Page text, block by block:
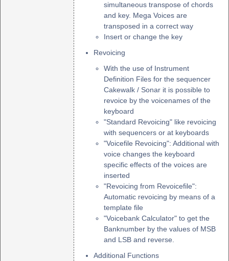
simultaneous transpose of chords
and key. Mega Voices are
transposed in a correct way
Insert or change the key
Revoicing
With the use of Instrument
Definition Files for the sequencer
Cakewalk / Sonar it is possible to
revoice by the voicenames of the
keyboard
"Standard Revoicing" like revoicing
with sequencers or at keyboards
"Voicefile Revoicing": Additional with
voice changes the keyboard
specific effects of the voices are
inserted
"Revoicing from Revoicefile":
Automatic revoicing by means of a
template file
"Voicebank Calculator" to get the
Banknumber by the values of MSB
and LSB and reverse.
Additional Functions